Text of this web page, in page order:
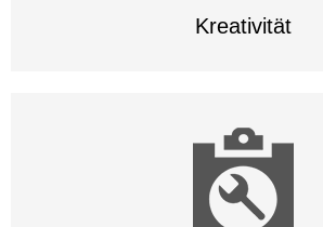
Kreativität